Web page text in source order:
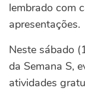
lembrado com
apresentações.
Neste sábado
da Semana S,
atividades